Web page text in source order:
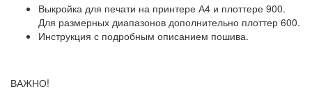
Выкройка для печати на принтере А4 и плоттере 900.
Для размерных диапазонов дополнительно плоттер 600.
Инструкция с подробным описанием пошива.
ВАЖНО!